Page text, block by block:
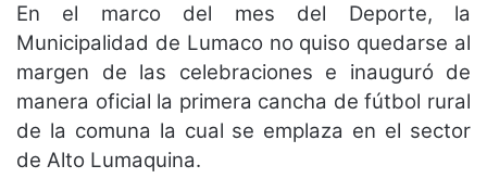
En el marco del mes del Deporte, la
Municipalidad de Lumaco no quiso quedarse al
margen de las celebraciones e inauguró de
manera oficial la primera cancha de fútbol rural
de la comuna la cual se emplaza en el sector
de Alto Lumaquina.